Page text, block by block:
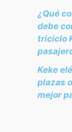
¿Qué
debe
triciclo
Keke
plazas
mejor